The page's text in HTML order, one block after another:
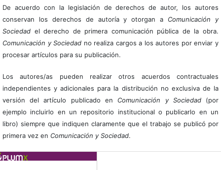
De acuerdo con la legislación de derechos de autor, los autores
conservan los derechos de autoría y otorgan a Comunicación y
Sociedadel derecho de primera comunicación pública de la obra.
Comunicación y Sociedad no realiza cargos a los autores por enviar y
procesar artículos para su publicación.
Los autores/as pueden realizar otros acuerdos contractuales
independientes y adicionales para la distribución no exclusiva de la
versión del artículo publicado en Comunicación y Sociedad(por
ejemplo incluirlo en un repositorio institucional o publicarlo en un
libro) siempre que indiquen claramente que el trabajo se publicó por
primera vez en Comunicación y Sociedad.